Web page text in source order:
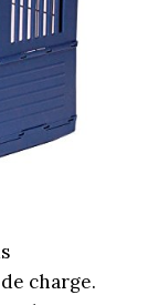
charge.